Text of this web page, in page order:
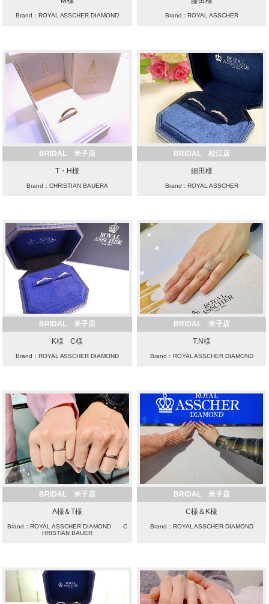
Brand：ROYAL ASSCHER DIAMOND Brand：ROYAL ASSCHER
BRIDAL 米子店
T・H様
Brand：CHRISTIAN BAUERA
BRIDAL 松江店
細田様
Brand：ROYAL ASSCHER
BRIDAL 米子店
K様 C様
Brand：ROYAL ASSCHER DIAMOND
BRIDAL 米子店
T.N様
Brand：ROYAL ASSCHER DIAMOND
BRIDAL 米子店
A様＆T様
Brand：ROYAL ASSCHER DIAMOND C
HRISTIAN BAUER
BRIDAL 米子店
C様＆K様
Brand：ROYAL ASSCHER DIAMOND